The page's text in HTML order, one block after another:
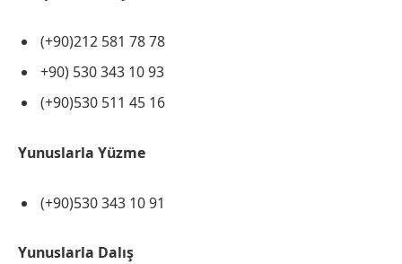
(+90)212 581 78 78
+90) 530 343 10 93
(+90)530 511 45 16
Yunuslarla Yüzme
(+90)530 343 10 91
Yunuslarla Dalış